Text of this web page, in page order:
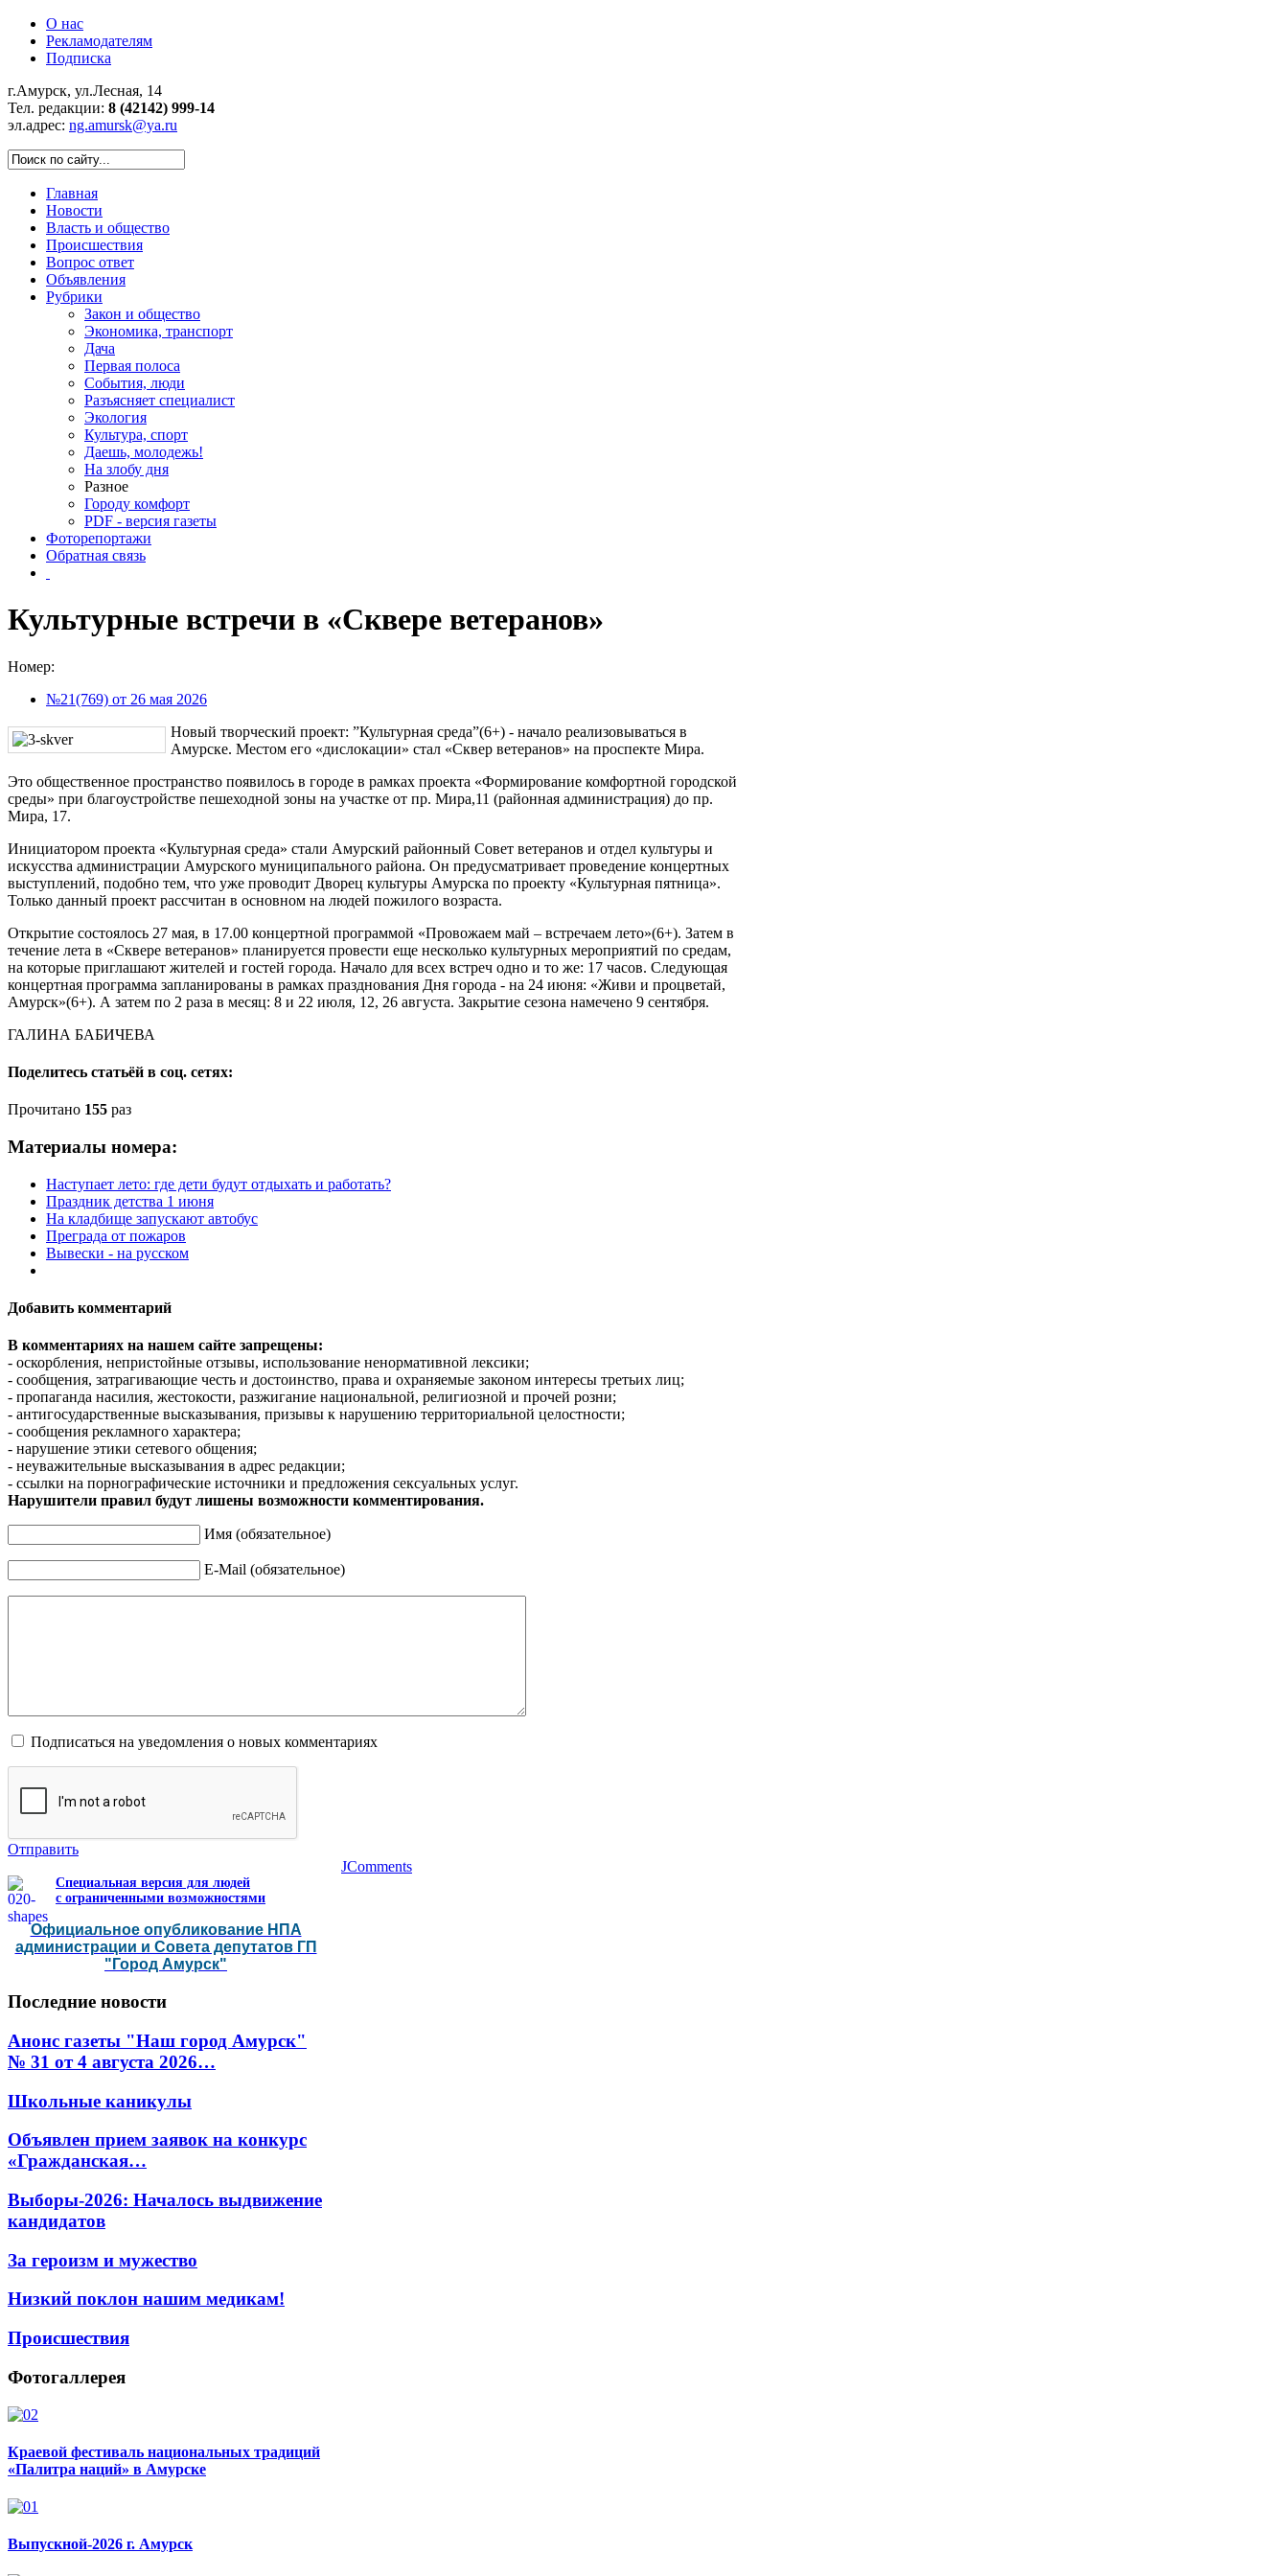
О нас
Рекламодателям
Подписка
г.Амурск, ул.Лесная, 14
Тел. редакции: 8 (42142) 999-14
эл.адрес: ng.amursk@ya.ru
Главная
Новости
Власть и общество
Происшествия
Вопрос ответ
Объявления
Рубрики
Закон и общество
Экономика, транспорт
Дача
Первая полоса
События, люди
Разъясняет специалист
Экология
Культура, спорт
Даешь, молодежь!
На злобу дня
Разное
Городу комфорт
PDF - версия газеты
Фоторепортажи
Обратная связь
Культурные встречи в «Сквере ветеранов»
Номер:
№21(769) от 26 мая 2026
Новый творческий проект: ”Культурная среда”(6+) - начало реализовываться в
Амурске. Местом его «дислокации» стал «Сквер ветеранов» на проспекте Мира.
Это общественное пространство появилось в городе в рамках проекта «Формирование комфортной городской
среды» при благоустройстве пешеходной зоны на участке от пр. Мира,11 (районная администрация) до пр.
Мира, 17.
Инициатором проекта «Культурная среда» стали Амурский районный Совет ветеранов и отдел культуры и
искусства администрации Амурского муниципального района. Он предусматривает проведение концертных
выступлений, подобно тем, что уже проводит Дворец культуры Амурска по проекту «Культурная пятница».
Только данный проект рассчитан в основном на людей пожилого возраста.
Открытие состоялось 27 мая, в 17.00 концертной программой «Провожаем май – встречаем лето»(6+). Затем в
течение лета в «Сквере ветеранов» планируется провести еще несколько культурных мероприятий по средам,
на которые приглашают жителей и гостей города. Начало для всех встреч одно и то же: 17 часов. Следующая
концертная программа запланированы в рамках празднования Дня города - на 24 июня: «Живи и процветай,
Амурск»(6+). А затем по 2 раза в месяц: 8 и 22 июля, 12, 26 августа. Закрытие сезона намечено 9 сентября.
ГАЛИНА БАБИЧЕВА
Поделитесь статьёй в соц. сетях:
Прочитано 155 раз
Материалы номера:
Наступает лето: где дети будут отдыхать и работать?
Праздник детства 1 июня
На кладбище запускают автобус
Преграда от пожаров
Вывески - на русском
Добавить комментарий
В комментариях на нашем сайте запрещены:
- оскорбления, непристойные отзывы, использование ненормативной лексики;
- сообщения, затрагивающие честь и достоинство, права и охраняемые законом интересы третьих лиц;
- пропаганда насилия, жестокости, разжигание национальной, религиозной и прочей розни;
- антигосударственные высказывания, призывы к нарушению территориальной целостности;
- сообщения рекламного характера;
- нарушение этики сетевого общения;
- неуважительные высказывания в адрес редакции;
- ссылки на порнографические источники и предложения сексуальных услуг.
Нарушители правил будут лишены возможности комментирования.
Имя (обязательное)
E-Mail (обязательное)
Подписаться на уведомления о новых комментариях
Отправить
JComments
Специальная версия для людей
с ограниченными возможностями
Официальное опубликование НПА
администрации и Совета депутатов ГП
"Город Амурск"
Последние новости
Анонс газеты "Наш город Амурск"
№ 31 от 4 августа 2026…
Школьные каникулы
Объявлен прием заявок на конкурс
«Гражданская…
Выборы-2026: Началось выдвижение
кандидатов
За героизм и мужество
Низкий поклон нашим медикам!
Происшествия
Фотогаллерея
Краевой фестиваль национальных традиций
«Палитра наций» в Амурске
Выпускной-2026 г. Амурск